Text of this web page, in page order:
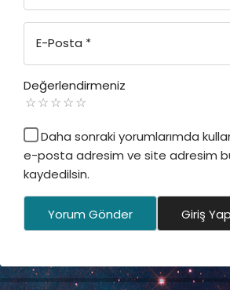
E-Posta *
Değerlendirmeniz
Daha sonraki yorumlarımda
e-posta adresim ve site adresim
kaydedilsin.
Yorum Gönder Giriş Yap